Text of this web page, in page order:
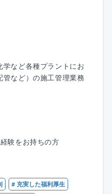
など各種プラントにお
など）の施工管理業務
工事、定期的な大規模
などがスムーズに納期
を行なっていただきま
ジニアリングとメンテ
テナンスの案件が大多
験をお持ちの方
経験がある方
# 充実した福利厚生